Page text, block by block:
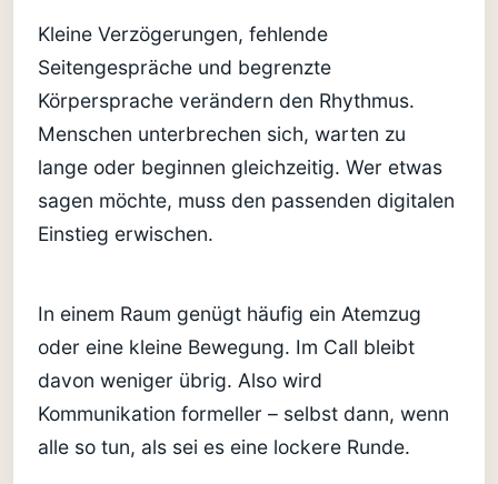
Kleine Verzögerungen, fehlende
Seitengespräche und begrenzte
Körpersprache verändern den Rhythmus.
Menschen unterbrechen sich, warten zu
lange oder beginnen gleichzeitig. Wer etwas
sagen möchte, muss den passenden digitalen
Einstieg erwischen.
In einem Raum genügt häufig ein Atemzug
oder eine kleine Bewegung. Im Call bleibt
davon weniger übrig. Also wird
Kommunikation formeller – selbst dann, wenn
alle so tun, als sei es eine lockere Runde.